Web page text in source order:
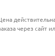
через сайт